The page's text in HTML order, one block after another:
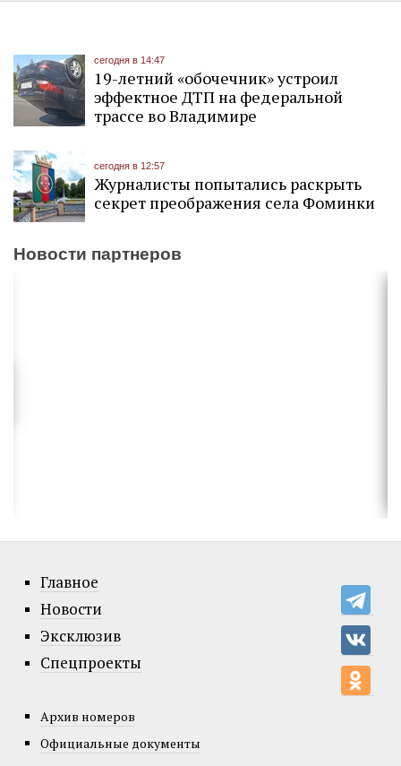
сегодня в 14:47
19-летний «обочечник» устроил
эффектное ДТП на федеральной
трассе во Владимире
сегодня в 12:57
Журналисты попытались раскрыть
секрет преображения села Фоминки
Новости партнеров
Главное
Новости
Эксклюзив
Спецпроекты
Архив номеров
Официальные документы